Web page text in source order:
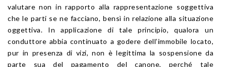
valutare non in rapporto alla rappresentazione soggettiva
che le parti se ne facciano, bensì in relazione alla situazione
oggettiva. In applicazione di tale principio, qualora un
conduttore abbia continuato a godere dell’immobile locato,
pur in presenza di vizi, non è legittima la sospensione da
parte sua del pagamento del canone, perché tale